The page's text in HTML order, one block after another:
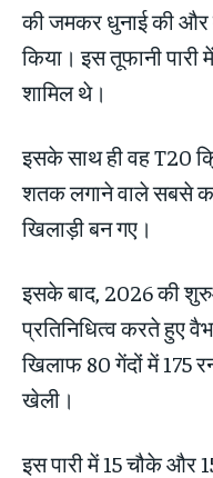
की जमकर धुनाई की और
किया। इस तूफानी
शामिल थे।
इसके साथ ही वह T20
शतक लगाने वाले सबसे
खिलाड़ी बन गए।
इसके बाद, 2026 की
प्रतिनिधित्व करते हुए
खिलाफ 80 गेंदों में 175
खेली।
इस पारी में 15 चौके